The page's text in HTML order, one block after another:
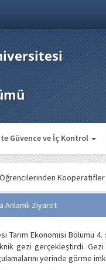
Güvence ve İç Kontrol
Kooperatifler
Anlamlı Ziyaret
Ekonomisi Bölümü 4.
gezi gerçekleştirdi.
yerinde görme